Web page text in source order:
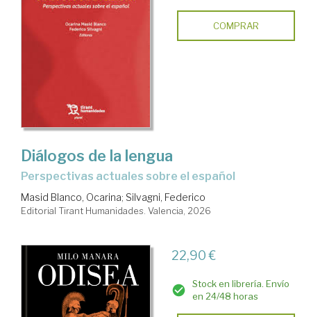
COMPRAR
Diálogos de la lengua
Perspectivas actuales sobre el español
Masid Blanco, Ocarina; Silvagni, Federico
Editorial Tirant Humanidades. Valencia, 2026
22,90 €
Stock en librería. Envío
en 24/48 horas